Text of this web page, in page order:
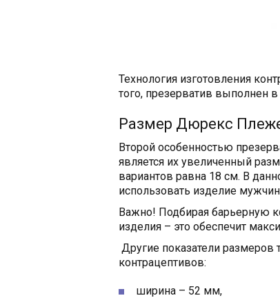
Технология изготовления
того, презерватив выполнен
Размер Дюрекс
Второй особенностью
является их увеличенный
вариантов равна 18 см. В
использовать изделие
Важно! Подбирая барьерную
изделия – это обеспечит
Другие показатели
контрацептивов:
ширина – 52 мм,